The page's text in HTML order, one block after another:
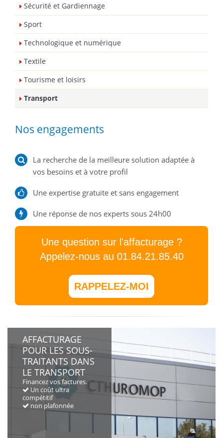
Sécurité et Gardiennage
Sport
Technologique et numérique
Textile
Tourisme et loisirs
Transport
Nos engagements
La recherche de la meilleure solution adaptée à
vos besoins et à votre profil
Une expertise gratuite et sans engagement
Une réponse de nos experts sous 24h00
Une question sur l'affacturage ?
Appelez-nous au 01.84.21.85.40
RAPPELEZ-MOI
AFFACTURAGE
POUR LES SOUS-
TRAITANTS DANS
LE TRANSPORT
Financez vos factures.
Un coût ultra
compétitif
non plafonnée